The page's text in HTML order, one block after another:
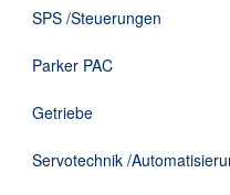
SPS /Steuerungen
Parker PAC
Getriebe
Servotechnik /